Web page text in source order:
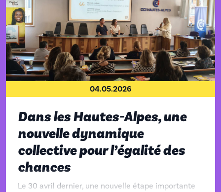
04.05.2026
Dans les Hautes-Alpes, une
nouvelle dynamique
collective pour l’égalité des
chances
Le 30 avril dernier, une nouvelle étape importante